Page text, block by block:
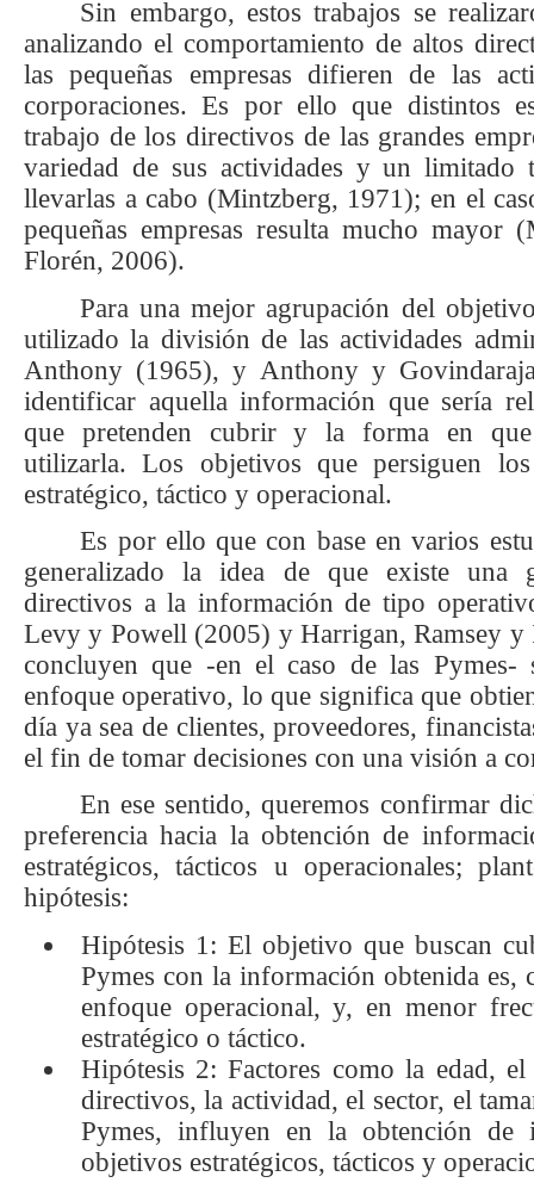
Sin embargo, estos trabajos se
analizando el comportamiento de altos
las pequeñas empresas difieren de las
corporaciones. Es por ello que distintos
trabajo de los directivos de las grandes
variedad de sus actividades y un limitado
llevarlas a cabo (Mintzberg, 1971); en el
pequeñas empresas resulta mucho
Florén, 2006).
Para una mejor agrupación del
utilizado la división de las actividades
Anthony (1965), y Anthony y
identificar aquella información que sería
que pretenden cubrir y la forma en
utilizarla. Los objetivos que persiguen
estratégico, táctico y operacional.
Es por ello que con base en varios
generalizado la idea de que existe una
directivos a la información de tipo
Levy y Powell (2005) y Harrigan, Ramsey y
concluyen que -en el caso de las Pymes-
enfoque operativo, lo que significa que
día ya sea de clientes, proveedores,
el fin de tomar decisiones con una visión a
En ese sentido, queremos confirmar
preferencia hacia la obtención de
estratégicos, tácticos u operacionales;
hipótesis:
Hipótesis 1: El objetivo que buscan
Pymes con la información obtenida es,
enfoque operacional, y, en menor
estratégico o táctico.
Hipótesis 2: Factores como la edad,
directivos, la actividad, el sector, el
Pymes, influyen en la obtención de
objetivos estratégicos, tácticos y